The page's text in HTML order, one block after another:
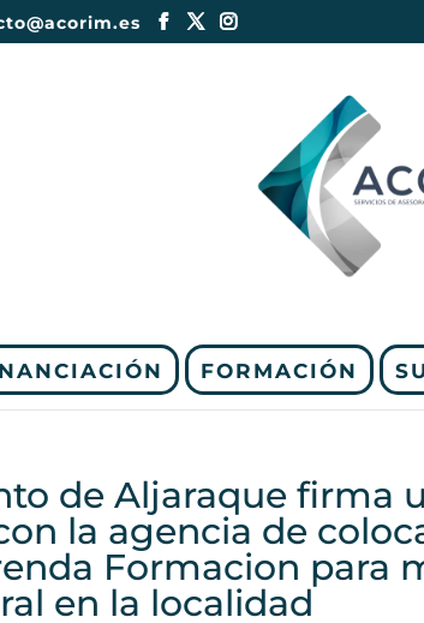
FORMACIÓN
de Aljaraque firma
la agencia de
Formacion para
en la localidad